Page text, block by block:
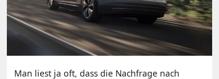
Man liest ja oft, dass die Nachfrage nach